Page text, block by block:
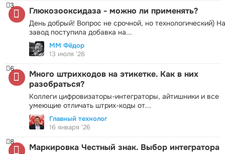
Глюкозооксидаза - можно ли применять?
День добрый! Вопрос не срочной, но технологический) На
завод поступила добавка на...
3
ММ Фёдор
13 июля '26
Много штрихкодов на этикетке. Как в них
разобраться?
Коллеги цифровизаторы-интеграторы, айтишники и все
умеющие отличать штрих-коды от...
6
Главный технолог
16 января '26
Маркировка Честный знак. Выбор интегратора
8